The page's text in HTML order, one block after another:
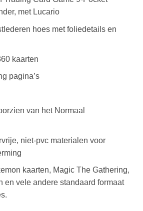
met Lucario
hoes met foliedetails en
kaarten
pagina’s
van het Normaal
niet-pvc materialen voor
kaarten, Magic The Gathering,
en vele andere standaard formaat